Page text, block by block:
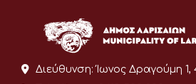
Διεύθυνση: Ίωνος Δραγούμη 1,